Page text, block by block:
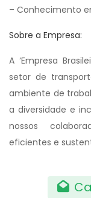
– Conhecimento
Sobre a Empresa:
A ‘Empresa
setor de
ambiente de
a diversidade e
nossos
eficientes e